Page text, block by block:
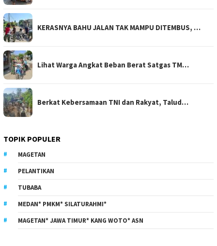
KERASNYA BAHU JALAN TAK MAMPU DITEMBUS, …
Lihat Warga Angkat Beban Berat Satgas TM…
Berkat Kebersamaan TNI dan Rakyat, Talud…
TOPIK POPULER
MAGETAN
PELANTIKAN
TUBABA
MEDAN* PMKM* SILATURAHMI*
MAGETAN* JAWA TIMUR* KANG WOTO* ASN